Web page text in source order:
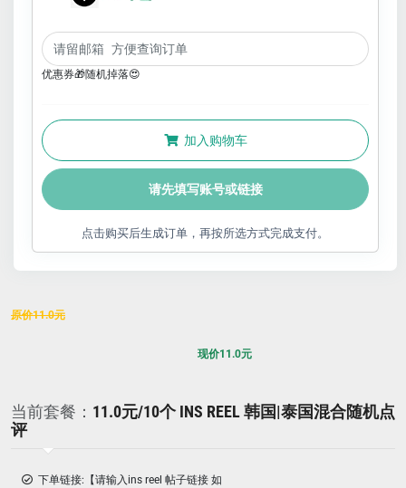
优惠券🎁随机掉落😍
加入购物车
请先填写账号或链接
点击购买后生成订单，再按所选方式完成支付。
原价11.0元
现价11.0元
当前套餐： 11.0元/10个 INS REEL 韩国|泰国混合随机点
评
下单链接:【请输入ins reel 帖子链接 如